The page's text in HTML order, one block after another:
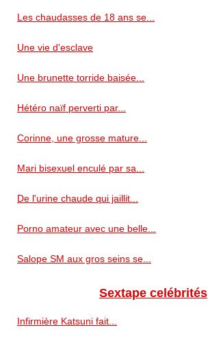
Les chaudasses de 18 ans se...
Une vie d'esclave
Une brunette torride baisée...
Hétéro naïf perverti par...
Corinne, une grosse mature...
Mari bisexuel enculé par sa...
De l'urine chaude qui jaillit...
Porno amateur avec une belle...
Salope SM aux gros seins se...
Sextape celébrités
Infirmière Katsuni fait...